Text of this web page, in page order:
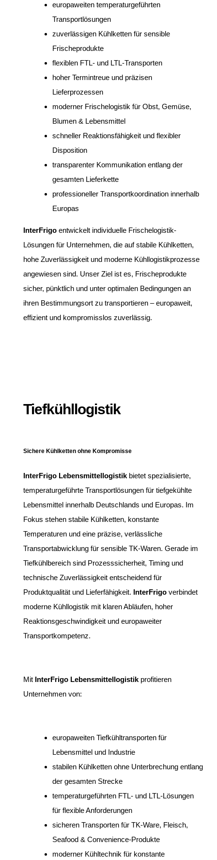
europaweiten temperaturgeführten
Transportlösungen
zuverlässigen Kühlketten für sensible
Frischeprodukte
flexiblen FTL- und LTL-Transporten
hoher Termintreue und präzisen
Lieferprozessen
moderner Frischelogistik für Obst, Gemüse,
Blumen & Lebensmittel
schneller Reaktionsfähigkeit und flexibler
Disposition
transparenter Kommunikation entlang der
gesamten Lieferkette
professioneller Transportkoordination innerhalb
Europas
InterFrigo entwickelt individuelle Frischelogistik-
Lösungen für Unternehmen, die auf stabile Kühlketten,
hohe Zuverlässigkeit und moderne Kühllogistikprozesse
angewiesen sind. Unser Ziel ist es, Frischeprodukte
sicher, pünktlich und unter optimalen Bedingungen an
ihren Bestimmungsort zu transportieren – europaweit,
effizient und kompromisslos zuverlässig.
Tiefkühllogistik
Sichere Kühlketten ohne Kompromisse
InterFrigo Lebensmittellogistik bietet spezialisierte,
temperaturgeführte Transportlösungen für tiefgekühlte
Lebensmittel innerhalb Deutschlands und Europas. Im
Fokus stehen stabile Kühlketten, konstante
Temperaturen und eine präzise, verlässliche
Transportabwicklung für sensible TK-Waren. Gerade im
Tiefkühlbereich sind Prozesssicherheit, Timing und
technische Zuverlässigkeit entscheidend für
Produktqualität und Lieferfähigkeit. InterFrigo verbindet
moderne Kühllogistik mit klaren Abläufen, hoher
Reaktionsgeschwindigkeit und europaweiter
Transportkompetenz.
Mit InterFrigo Lebensmittellogistik profitieren
Unternehmen von:
europaweiten Tiefkühltransporten für
Lebensmittel und Industrie
stabilen Kühlketten ohne Unterbrechung entlang
der gesamten Strecke
temperaturgeführten FTL- und LTL-Lösungen
für flexible Anforderungen
sicheren Transporten für TK-Ware, Fleisch,
Seafood & Convenience-Produkte
moderner Kühltechnik für konstante